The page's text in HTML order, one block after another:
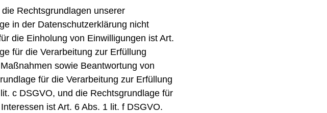
Rechtsgrundlagen unserer
in der Datenschutzerklärung nicht
die Einholung von Einwilligungen ist Art.
für die Verarbeitung zur Erfüllung
sowie Beantwortung von
für die Verarbeitung zur Erfüllung
c DSGVO, und die Rechtsgrundlage für
ist Art. 6 Abs. 1 lit. f DSGVO.